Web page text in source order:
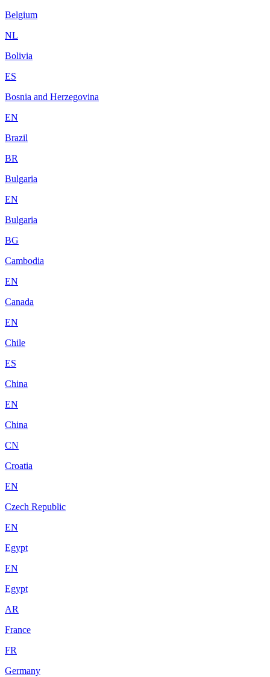
Belgium
NL
Bolivia
ES
Bosnia and Herzegovina
EN
Brazil
BR
Bulgaria
EN
Bulgaria
BG
Cambodia
EN
Canada
EN
Chile
ES
China
EN
China
CN
Croatia
EN
Czech Republic
EN
Egypt
EN
Egypt
AR
France
FR
Germany